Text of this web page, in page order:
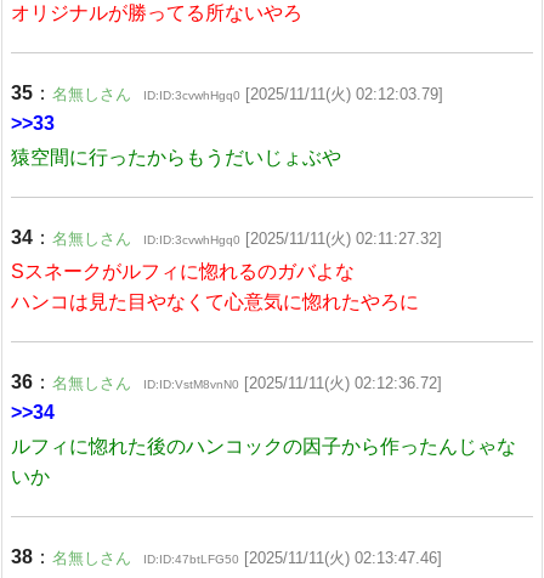
オリジナルが勝ってる所ないやろ
35 ： 名無しさん ID:ID:3cvwhHgq0 [2025/11/11(火) 02:12:03.79]
>>33
猿空間に行ったからもうだいじょぶや
34 ： 名無しさん ID:ID:3cvwhHgq0 [2025/11/11(火) 02:11:27.32]
Sスネークがルフィに惚れるのガバよな
ハンコは見た目やなくて心意気に惚れたやろに
36 ： 名無しさん ID:ID:VstM8vnN0 [2025/11/11(火) 02:12:36.72]
>>34
ルフィに惚れた後のハンコックの因子から作ったんじゃな
いか
38 ： 名無しさん ID:ID:47btLFG50 [2025/11/11(火) 02:13:47.46]